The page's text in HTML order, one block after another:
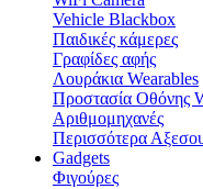
Vehicle Blackbox
Παιδικές κάμερες
Γραφίδες αφής
Λουράκια Wearables
Προστασία Οθόνης
Αριθμομηχανές
Περισσότερα
Gadgets
Φιγούρες